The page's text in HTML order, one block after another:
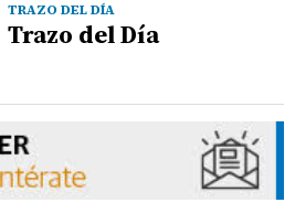
TRAZO DEL DÍA
Trazo del Día